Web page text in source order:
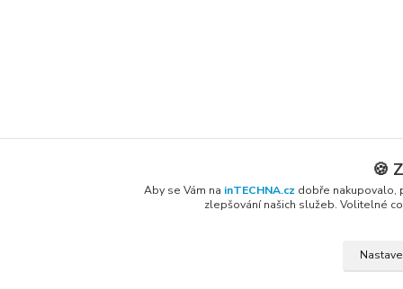
🍪
Aby se Vám na inTECHNA.cz dobře nakupovalo,
zlepšování našich služeb. Volitelné